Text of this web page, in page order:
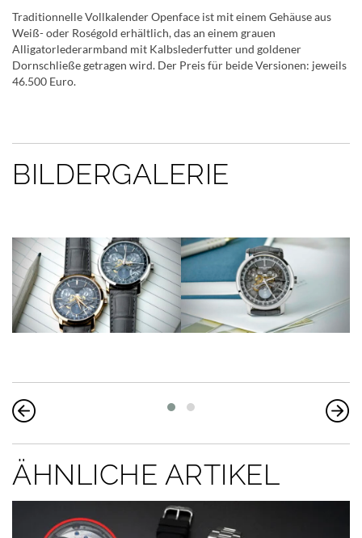
Traditionnelle Vollkalender Openface ist mit einem Gehäuse aus
Weiß- oder Roségold erhältlich, das an einem grauen
Alligatorlederarmband mit Kalbslederfutter und goldener
Dornschließe getragen wird. Der Preis für beide Versionen: jeweils
46.500 Euro.
BILDERGALERIE
ÄHNLICHE ARTIKEL